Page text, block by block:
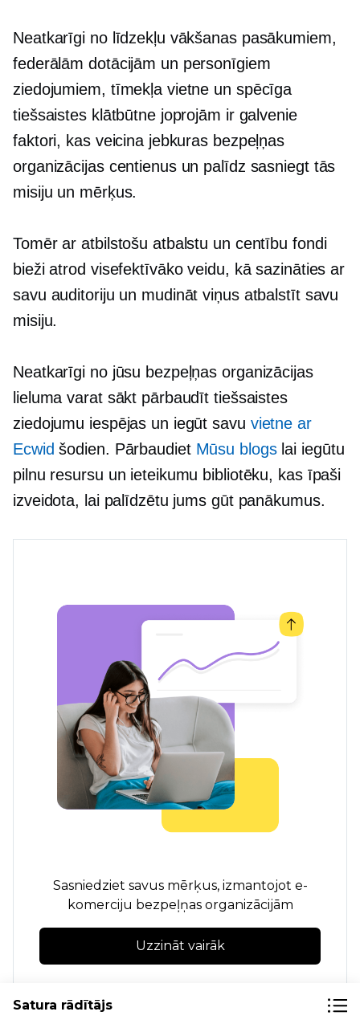
Neatkarīgi no līdzekļu vākšanas pasākumiem,
federālām dotācijām un personīgiem
ziedojumiem, tīmekļa vietne un spēcīga
tiešsaistes klātbūtne joprojām ir galvenie
faktori, kas veicina jebkuras bezpeļņas
organizācijas centienus un palīdz sasniegt tās
misiju un mērķus.
Tomēr ar atbilstošu atbalstu un centību fondi
bieži atrod visefektīvāko veidu, kā sazināties ar
savu auditoriju un mudināt viņus atbalstīt savu
misiju.
Neatkarīgi no jūsu bezpeļņas organizācijas
lieluma varat sākt pārbaudīt tiešsaistes
ziedojumu iespējas un iegūt savu vietne ar
Ecwid šodien. Pārbaudiet Mūsu blogslai iegūtu
pilnu resursu un ieteikumu bibliotēku, kas īpaši
izveidota, lai palīdzētu jums gūt panākumus.
Sasniedziet savus mērķus, izmantojot e-
komerciju bezpeļņas organizācijām
Uzzināt vairāk
Satura rādītājs